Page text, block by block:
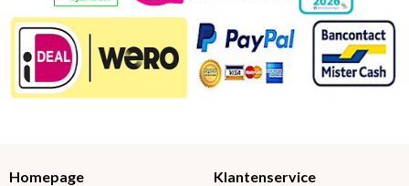
Homepage Klantenservice